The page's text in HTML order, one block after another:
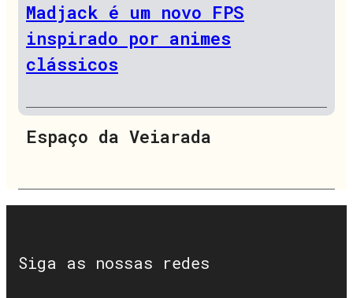
Madjack é um novo FPS
inspirado por animes
clássicos
Espaço da Veiarada
Siga as nossas redes